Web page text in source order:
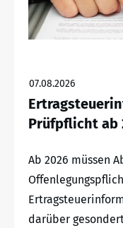
07.08.2026
Prüfpflicht ab
Ab 2026 müssen
darüber